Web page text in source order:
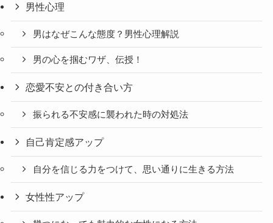
男性心理
男はなぜこんな態度？男性心理解説
男の心を掴むワザ、伝授！
恋愛不安との付き合い方
振られる不安感に襲われた時の対処法
自己肯定感アップ
自分を信じる力をつけて、思い通りに生きる方法
女性性アップ